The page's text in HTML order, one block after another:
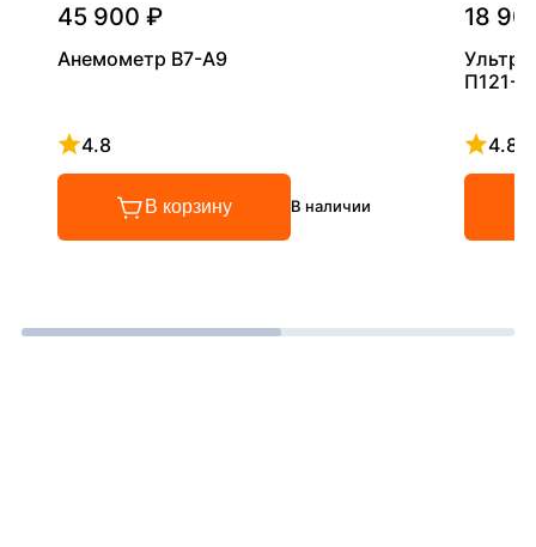
45 900 ₽
Анемометр В7-А9
4.8
Рейтинг 4.8 из 5
В корзину В наличии
18
П121-
4.8